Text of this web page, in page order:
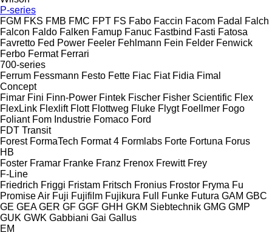
P-series
FGM FKS FMB FMC FPT FS Fabo Faccin Facom Fadal
Falch
Falcon Faldo Falken Famup Fanuc Fastbind Fasti Fatosa
Favretto Fed Power Feeler Fehlmann Fein Felder Fenwick
Ferbo Fermat Ferrari
700-series
Ferrum Fessmann Festo Fette Fiac Fiat Fidia Fimal
Concept
Fimar Fini Finn-Power Fintek Fischer Fisher Scientific Flex
FlexLink Flexlift Flott Flottweg Fluke Flygt Foellmer Fogo
Foliant Fom Industrie Fomaco Ford
FDT Transit
Forest FormaTech Format 4 Formlabs Forte Fortuna Forus
HB
Foster Framar Franke Franz Frenox Frewitt Frey
F-Line
Friedrich Friggi Fristam Fritsch Fronius Frostor Fryma Fu
Promise Air Fuji Fujifilm Fujikura Full Funke Futura GAM GBC
GE GEA GER GF GGF GHH GKM Siebtechnik GMG GMP
GUK GWK Gabbiani Gai Gallus
EM